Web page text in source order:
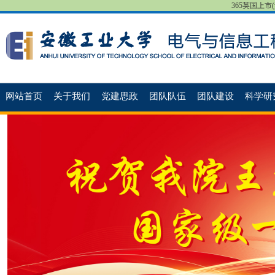
365英国上市
网站首页 关于我们 党建思政 团队队伍 团队建设 科学